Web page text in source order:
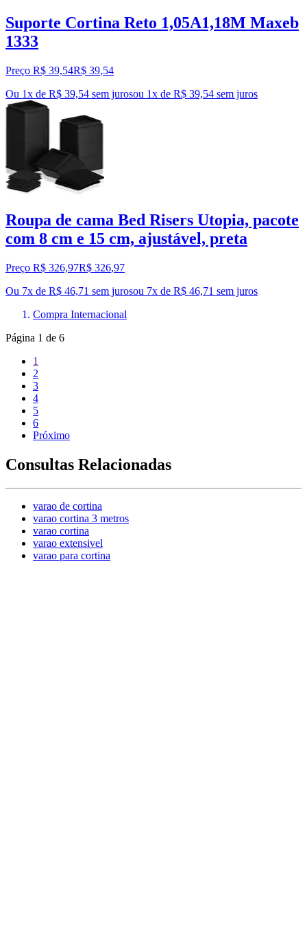
Suporte Cortina Reto 1,05A1,18M Maxeb
1333
Preço R$ 39,54R$ 39,54
Ou 1x de R$ 39,54 sem jurosou 1x de R$ 39,54 sem juros
Roupa de cama Bed Risers Utopia, pacote
com 8 cm e 15 cm, ajustável, preta
Preço R$ 326,97R$ 326,97
Ou 7x de R$ 46,71 sem jurosou 7x de R$ 46,71 sem juros
Compra Internacional
Página 1 de 6
1
2
3
4
5
6
Próximo
Consultas Relacionadas
varao de cortina
varao cortina 3 metros
varao cortina
varao extensivel
varao para cortina